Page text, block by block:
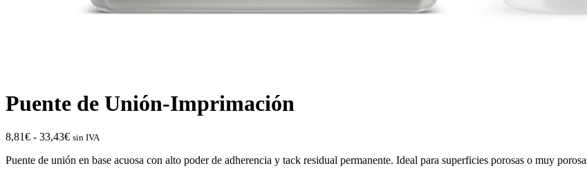
Puente de Unión-Imprimación
8,81€ - 33,43€Rango
precios:
sin IVA
Puente de unión en base acuosa con alto poder de adherencia y tack residual permanente. Ideal para superficies porosas o muy